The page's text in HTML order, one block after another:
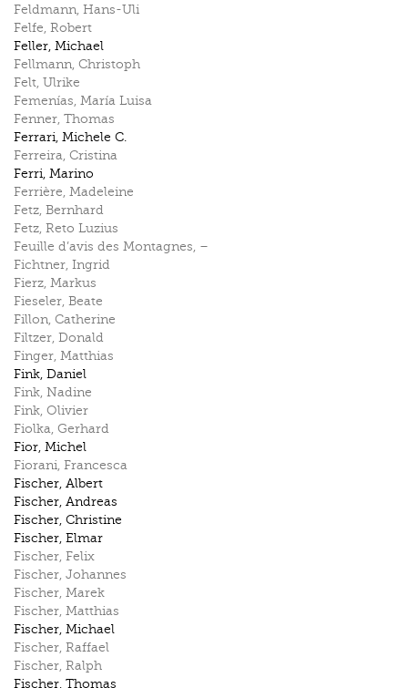
Feldmann, Hans-Uli
Felfe, Robert
Feller, Michael
Fellmann, Christoph
Felt, Ulrike
Femenías, María Luisa
Fenner, Thomas
Ferrari, Michele C.
Ferreira, Cristina
Ferri, Marino
Ferrière, Madeleine
Fetz, Bernhard
Fetz, Reto Luzius
Feuille d’avis des Montagnes, –
Fichtner, Ingrid
Fierz, Markus
Fieseler, Beate
Fillon, Catherine
Filtzer, Donald
Finger, Matthias
Fink, Daniel
Fink, Nadine
Fink, Olivier
Fiolka, Gerhard
Fior, Michel
Fiorani, Francesca
Fischer, Albert
Fischer, Andreas
Fischer, Christine
Fischer, Elmar
Fischer, Felix
Fischer, Johannes
Fischer, Marek
Fischer, Matthias
Fischer, Michael
Fischer, Raffael
Fischer, Ralph
Fischer, Thomas